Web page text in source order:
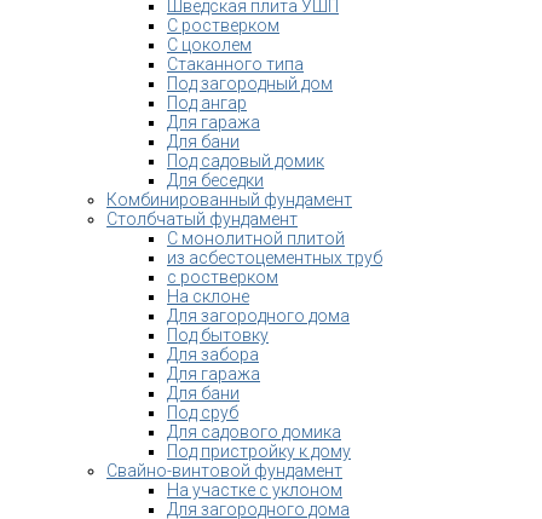
Шведская плита УШП
С ростверком
С цоколем
Стаканного типа
Под загородный дом
Под ангар
Для гаража
Для бани
Под садовый домик
Для беседки
Комбинированный фундамент
Столбчатый фундамент
С монолитной плитой
из асбестоцементных труб
с ростверком
На склоне
Для загородного дома
Под бытовку
Для забора
Для гаража
Для бани
Под сруб
Для садового домика
Под пристройку к дому
Свайно-винтовой фундамент
На участке с уклоном
Для загородного дома